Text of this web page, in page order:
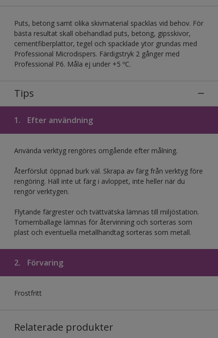
Puts, betong samt olika skivmaterial spacklas vid behov. För
bästa resultat skall obehandlad puts, betong, gipsskivor,
cementfiberplattor, tegel och spacklade ytor grundas med
Professional Microdispers. Färdigstryk 2 gånger med
Professional P6. Måla ej under +5 ºC.
Tips
1. Efter användning
Använda verktyg rengöres omgående efter målning.
Återförslut öppnad burk väl. Skrapa av färg från verktyg före
rengöring. Häll inte ut färg i avloppet, inte heller när du
rengör verktygen.
Flytande färgrester och tvättvätska lämnas till miljöstation.
Tomemballage lämnas för återvinning och sorteras som
plast och eventuella metallhandtag sorteras som metall.
2. Förvaring
Frostfritt
Relaterade produkter